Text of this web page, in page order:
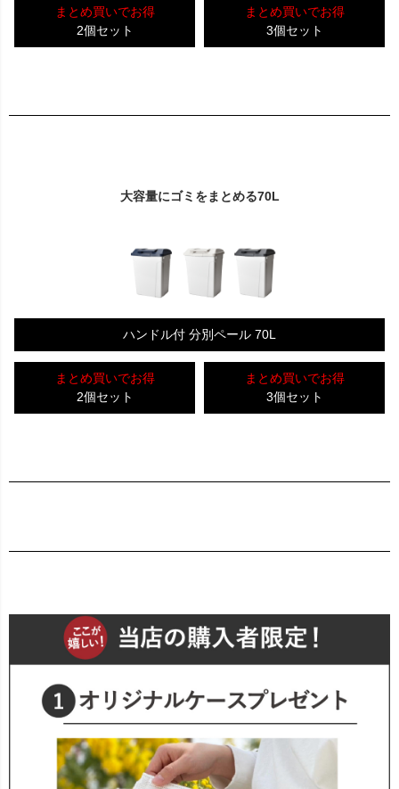
まとめ買いでお得
2個セット
まとめ買いでお得
3個セット
大容量にゴミをまとめる70L
ハンドル付 分別ペール 70L
まとめ買いでお得
2個セット
まとめ買いでお得
3個セット